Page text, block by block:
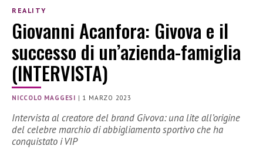
REALITY
Giovanni Acanfora: Givova e il
successo di un’azienda-famiglia
(INTERVISTA)
NICCOLO MAGGESI | 1 MARZO 2023
Intervista al creatore del brand Givova: una lite all’origine
del celebre marchio di abbigliamento sportivo che ha
conquistato i VIP